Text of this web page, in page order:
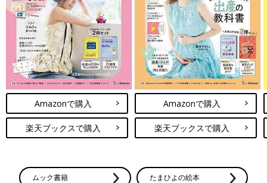
Amazonで購入
楽天ブックスで購入
Amazonで購入
楽天ブックスで購入
ムック書籍 たまひよの絵本